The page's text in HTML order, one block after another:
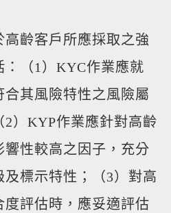
高齡客戶所應採取之強
：（1）KYC作業應就
合其風險特性之風險屬
2）KYP作業應針對高齡
響性較高之因子，充分
及標示特性；（3）對高
度評估時，應妥適評估